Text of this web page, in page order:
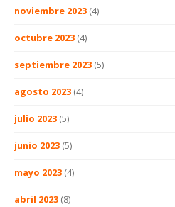
noviembre 2023 (4)
octubre 2023 (4)
septiembre 2023 (5)
agosto 2023 (4)
julio 2023 (5)
junio 2023 (5)
mayo 2023 (4)
abril 2023 (8)